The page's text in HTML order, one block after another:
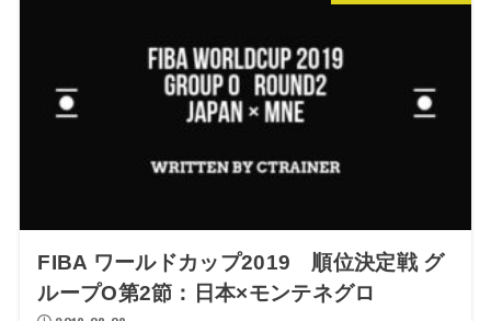
FIBA ワールドカップ2019 順位決定戦 グ
ループO第2節：日本×モンテネグロ